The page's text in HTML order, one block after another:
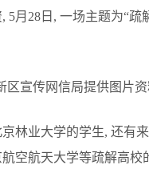
月28日, 一场主题为“
宣传网信局提供图片资
林业大学的学生, 还
空航天大学等疏解高